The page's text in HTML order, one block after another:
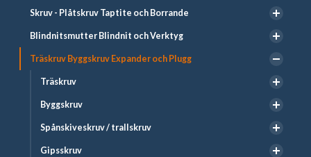
Skruv - Plåtskruv Taptite och Borrande
Blindnitsmutter Blindnit och Verktyg
Träskruv Byggskruv Expander och Plugg
Träskruv
Byggskruv
Spånskiveskruv / trallskruv
Gipsskruv